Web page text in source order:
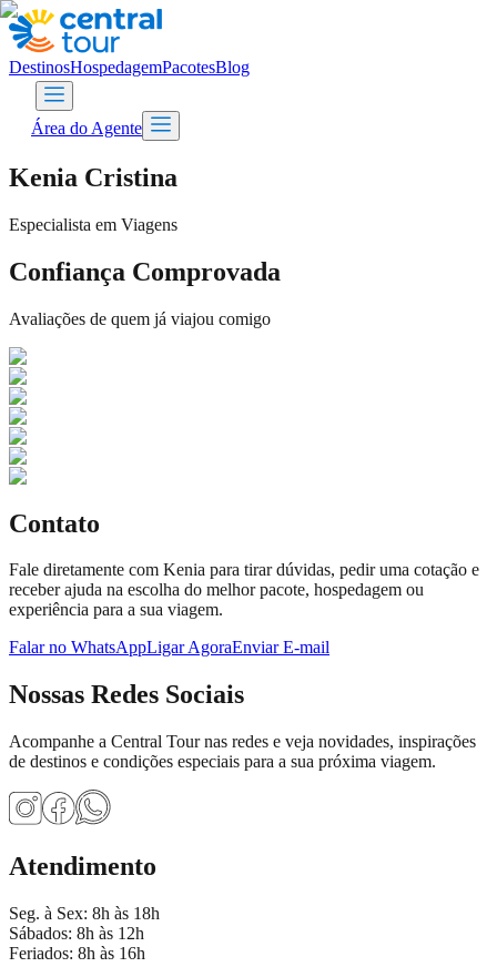
DestinosHospedagemPacotesBlog
Área do Agente
Kenia Cristina
Especialista em Viagens
Confiança Comprovada
Avaliações de quem já viajou comigo
Contato
Fale diretamente com Kenia para tirar dúvidas, pedir uma cotação e
receber ajuda na escolha do melhor pacote, hospedagem ou
experiência para a sua viagem.
Falar no WhatsAppLigar AgoraEnviar E-mail
Nossas Redes Sociais
Acompanhe a Central Tour nas redes e veja novidades, inspirações
de destinos e condições especiais para a sua próxima viagem.
Atendimento
Seg. à Sex: 8h às 18h
Sábados: 8h às 12h
Feriados: 8h às 16h